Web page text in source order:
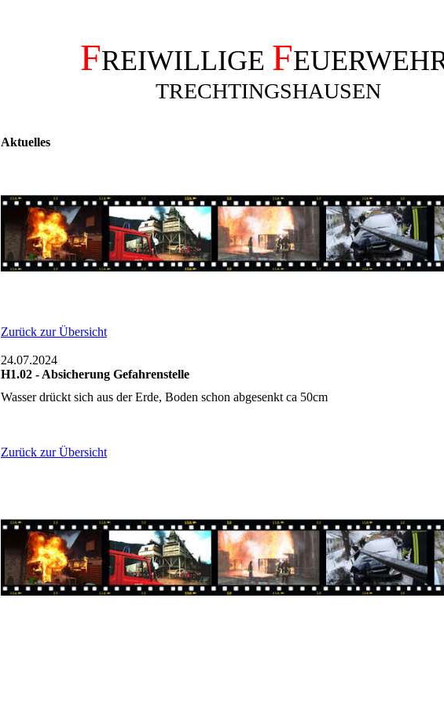
FREIWILLIGE F
TRECHTINGSHAUSEN
Aktuelles
Zurück zur Übersicht
24.07.2024
H1.02 - Absicherung Gefahrenstelle
Wasser drückt sich aus der Erde, Boden schon abgesenkt ca 50cm
Zurück zur Übersicht